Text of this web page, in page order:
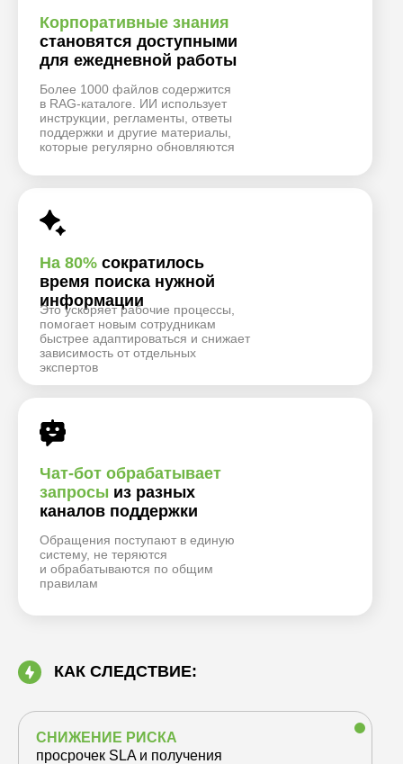
На 80% сократилось
время поиска нужной
информации
Это ускоряет рабочие процессы,
помогает новым сотрудникам
быстрее адаптироваться и снижает
зависимость от отдельных
экспертов
Чат-бот обрабатывает
запросы из разных
каналов поддержки
Обращения поступают в единую
систему, не теряются
и обрабатываются по общим
правилам
Корпоративные знания
становятся доступными
для ежедневной работы
Более 1000 файлов содержится
в RAG-каталоге. ИИ использует
инструкции, регламенты, ответы
поддержки и другие материалы,
которые регулярно обновляются
КАК СЛЕДСТВИЕ:
просрочек SLA и получения
СНИЖЕНИЕ РИСКА